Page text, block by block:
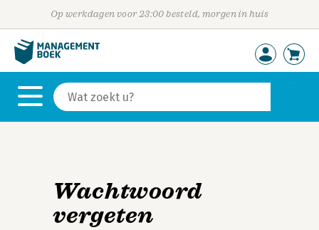
Op werkdagen voor 23:00 besteld, morgen in huis
Wachtwoord
vergeten